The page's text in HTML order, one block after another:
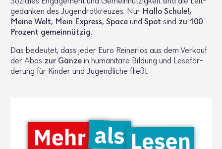
ge­danken des Jugend­rot­kreuzes. Nur Hallo Schule!,
Meine Welt, Mein Express, Space und Spot sind zu 100
Prozent gemein­nützig.
Das bedeutet, dass jeder Euro Rein­erlös aus dem Verkauf
der Abos zur Gänze in huma­ni­täre Bildung und Lese­för­
de­rung für Kinder und Jugend­liche fließt.